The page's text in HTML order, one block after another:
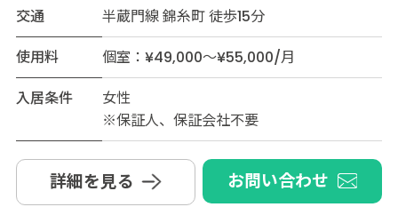
交通
半蔵門線 錦糸町 徒歩15分
使用料
個室：¥49,000～¥55,000/月
入居条件
女性
※保証人、保証会社不要
詳細を見る お問い合わせ